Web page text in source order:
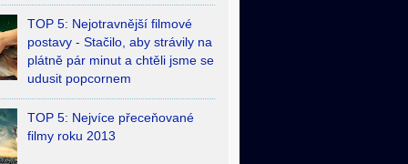
TOP 5: Nejotravnější filmové
postavy - Stačilo, aby strávily na
plátně pár minut a chtěli jsme se
udusit popcornem
TOP 5: Nejvíce přeceňované
filmy roku 2013